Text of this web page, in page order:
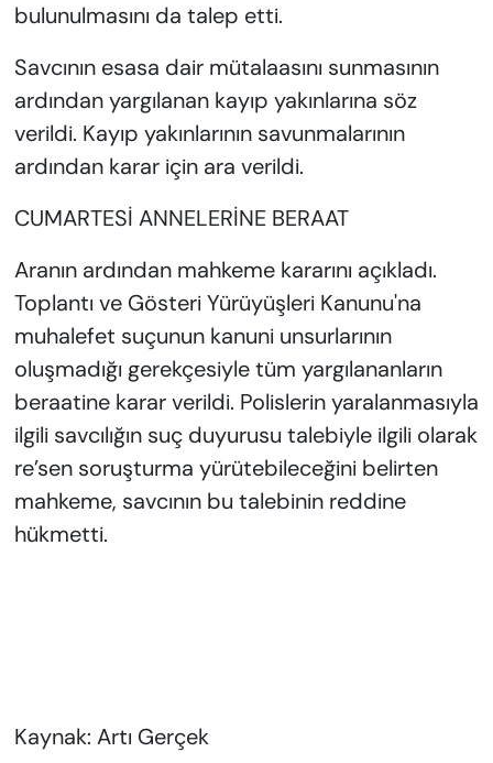
bulunulmasını da talep etti.
Savcının esasa dair mütalaasını sunmasının
ardından yargılanan kayıp yakınlarına söz
verildi. Kayıp yakınlarının savunmalarının
ardından karar için ara verildi.
CUMARTESİ ANNELERİNE BERAAT
Aranın ardından mahkeme kararını açıkladı.
Toplantı ve Gösteri Yürüyüşleri Kanunu'na
muhalefet suçunun kanuni unsurlarının
oluşmadığı gerekçesiyle tüm yargılananların
beraatine karar verildi. Polislerin yaralanmasıyla
ilgili savcılığın suç duyurusu talebiyle ilgili olarak
re’sen soruşturma yürütebileceğini belirten
mahkeme, savcının bu talebinin reddine
hükmetti.
Kaynak: Artı Gerçek